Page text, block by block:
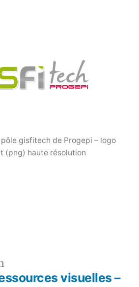
gisfitech de Progepi – logo
(png) haute résolution
visuelles –